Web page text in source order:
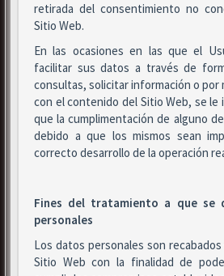
retirada del consentimiento no
Sitio Web.
En las ocasiones en las que el
facilitar sus datos a través de
consultas, solicitar información o por
con el contenido del Sitio Web, se le
que la cumplimentación de alguno
debido a que los mismos sean
correcto desarrollo de la operación
Fines del tratamiento a que se
personales
Los datos personales son
Sitio Web con la finalidad de